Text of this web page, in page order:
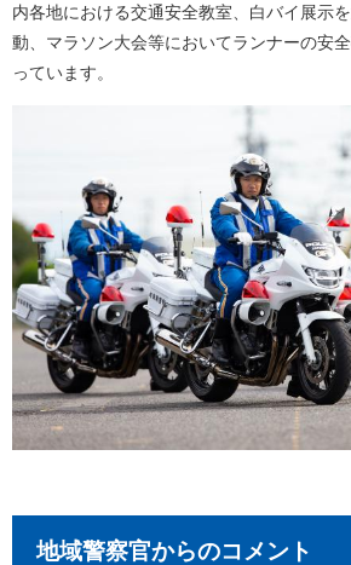
内各地における交通安全教室、白バイ展示
動、マラソン大会等においてランナーの安
っています。
地域警察官からのコメント